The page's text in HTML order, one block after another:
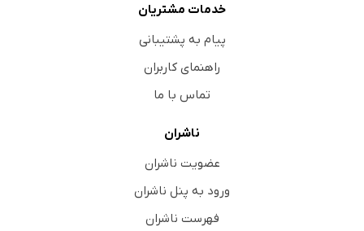
خدمات مشتریان
پیام به پشتیبانی
راهنمای کاربران
تماس با ما
ناشران
عضویت ناشران
ورود به پنل ناشران
فهرست ناشران